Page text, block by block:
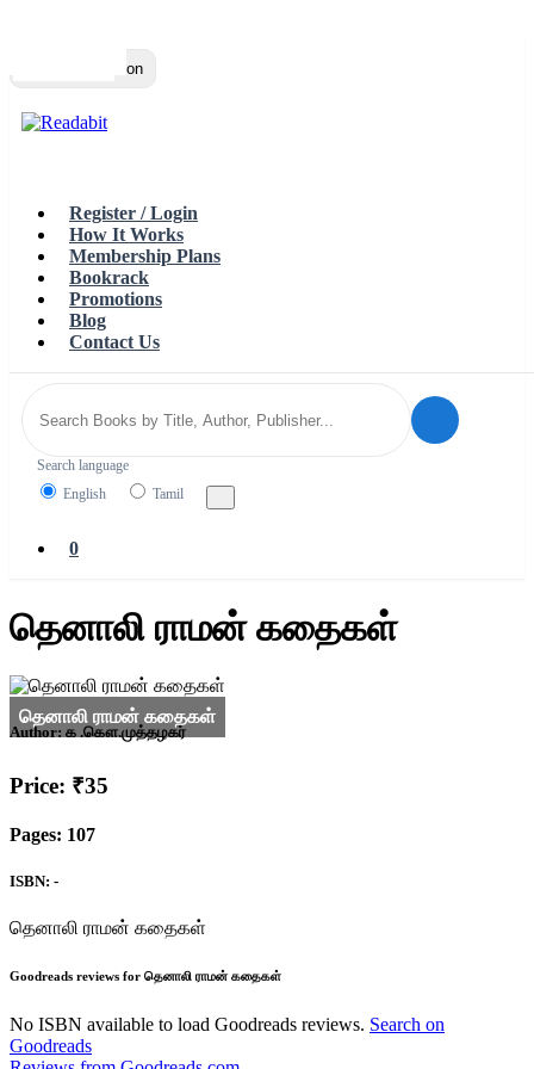
Toggle navigation
Register / Login
How It Works
Membership Plans
Bookrack
Promotions
Blog
Contact Us
Search language
English
Tamil
0
தெனாலி ராமன் கதைகள்
Author: க .கௌ.முத்தழகர்
Price: ₹35
Pages: 107
ISBN: -
தெனாலி ராமன் கதைகள்
Goodreads reviews for தெனாலி ராமன் கதைகள்
No ISBN available to load Goodreads reviews. Search on
Goodreads